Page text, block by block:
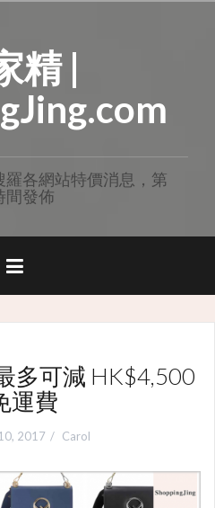
精 |
各網站特價消息，第
間發佈
多可減 HK$4,500
運費
2017 Carol